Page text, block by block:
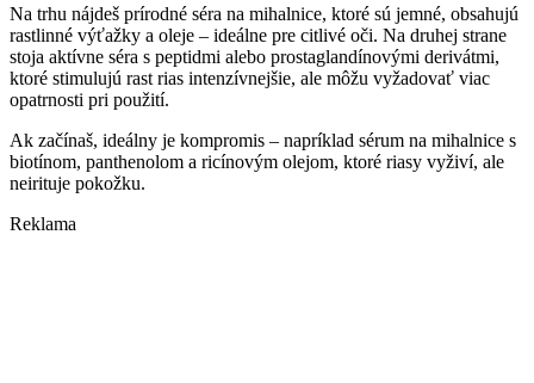
Na trhu nájdeš prírodné séra na mihalnice, ktoré sú jemné, obsahujú
rastlinné výťažky a oleje – ideálne pre citlivé oči. Na druhej strane
stoja aktívne séra s peptidmi alebo prostaglandínovými derivátmi,
ktoré stimulujú rast rias intenzívnejšie, ale môžu vyžadovať viac
opatrnosti pri použití.
Ak začínaš, ideálny je kompromis – napríklad sérum na mihalnice s
biotínom, panthenolom a ricínovým olejom, ktoré riasy vyživí, ale
neirituje pokožku.
Reklama